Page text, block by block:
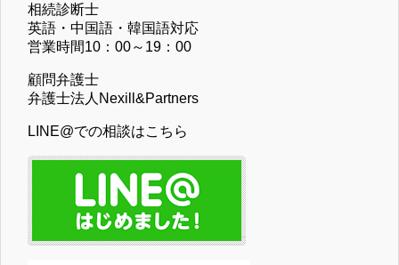
相続診断士
英語・中国語・韓国語対応
営業時間10：00～19：00
顧問弁護士
弁護士法人Nexill&Partners
LINE@での相談はこちら